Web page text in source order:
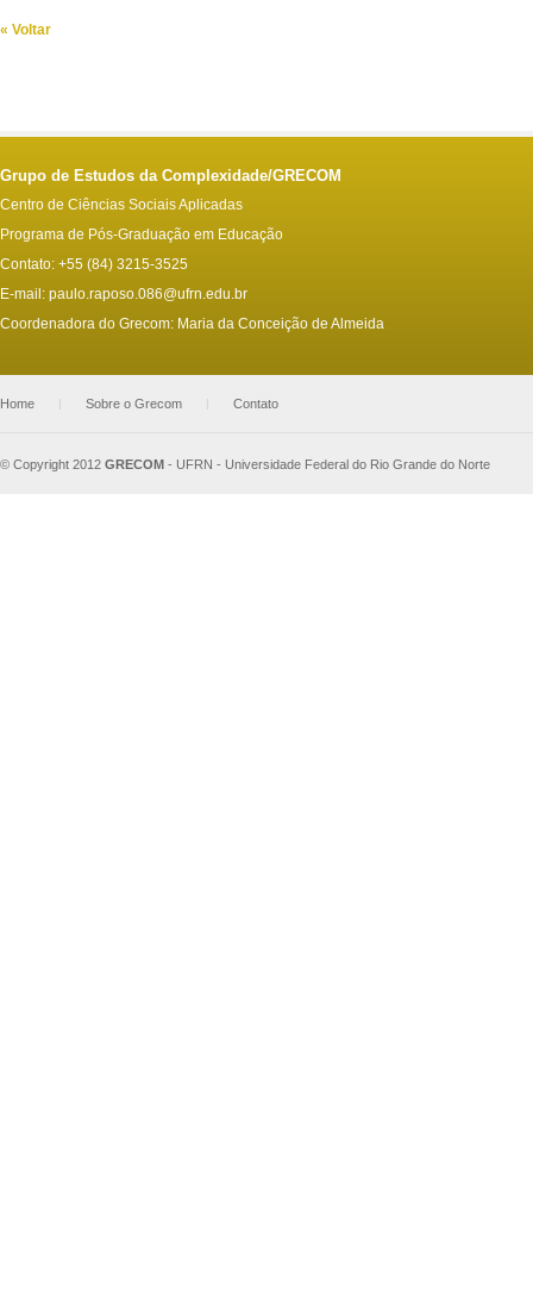
« Voltar
Grupo de Estudos da Complexidade/GRECOM
Centro de Ciências Sociais Aplicadas
Programa de Pós-Graduação em Educação
Contato: +55 (84) 3215-3525
E-mail: paulo.raposo.086@ufrn.edu.br
Coordenadora do Grecom: Maria da Conceição de Almeida
Home | Sobre o Grecom | Contato
© Copyright 2012 GRECOM - UFRN - Universidade Federal do Rio Grande do Norte